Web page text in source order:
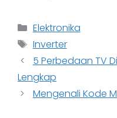
Categories
Elektronika
Tags
Inverter
5 Perbedaan TV
Lengkap
Mengenali Kode